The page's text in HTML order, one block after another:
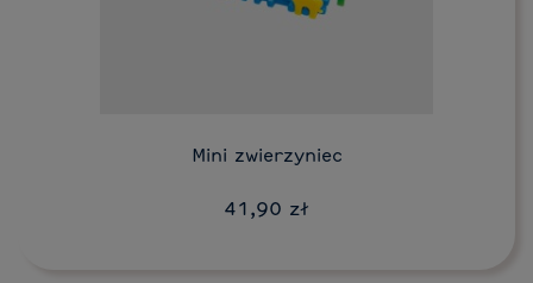
Mini zwierzyniec
41,90 zł
Do koszyka